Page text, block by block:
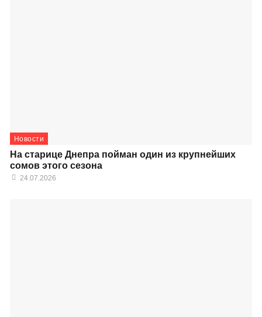
Новости
На старице Днепра пойман один из крупнейших
сомов этого сезона
24.07.2026